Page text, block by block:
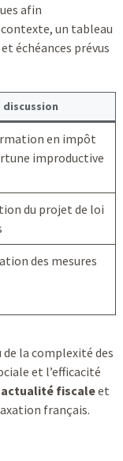
afin
un tableau
échéances prévus
en impôt
improductive
du projet de loi
des mesures
de la complexité des
et l’efficacité
actualité fiscaleet
français.